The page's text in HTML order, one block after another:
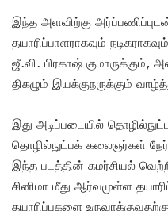
இந்த அளவிற்கு
தயாரிப்பாளராகவும்
ஜீ.வி. பிரகாஷ் குமாருக்கும்,
திகழும் இயக்குநருக்கும்
இது அடிப்படையில்
தொழில்நுட்பக் கலைஞர்கள்
இந்த படத்தின் கமர்சியல்
சினிமா மீது ஆர்வமுள்ள
தயாரிப்புகளை